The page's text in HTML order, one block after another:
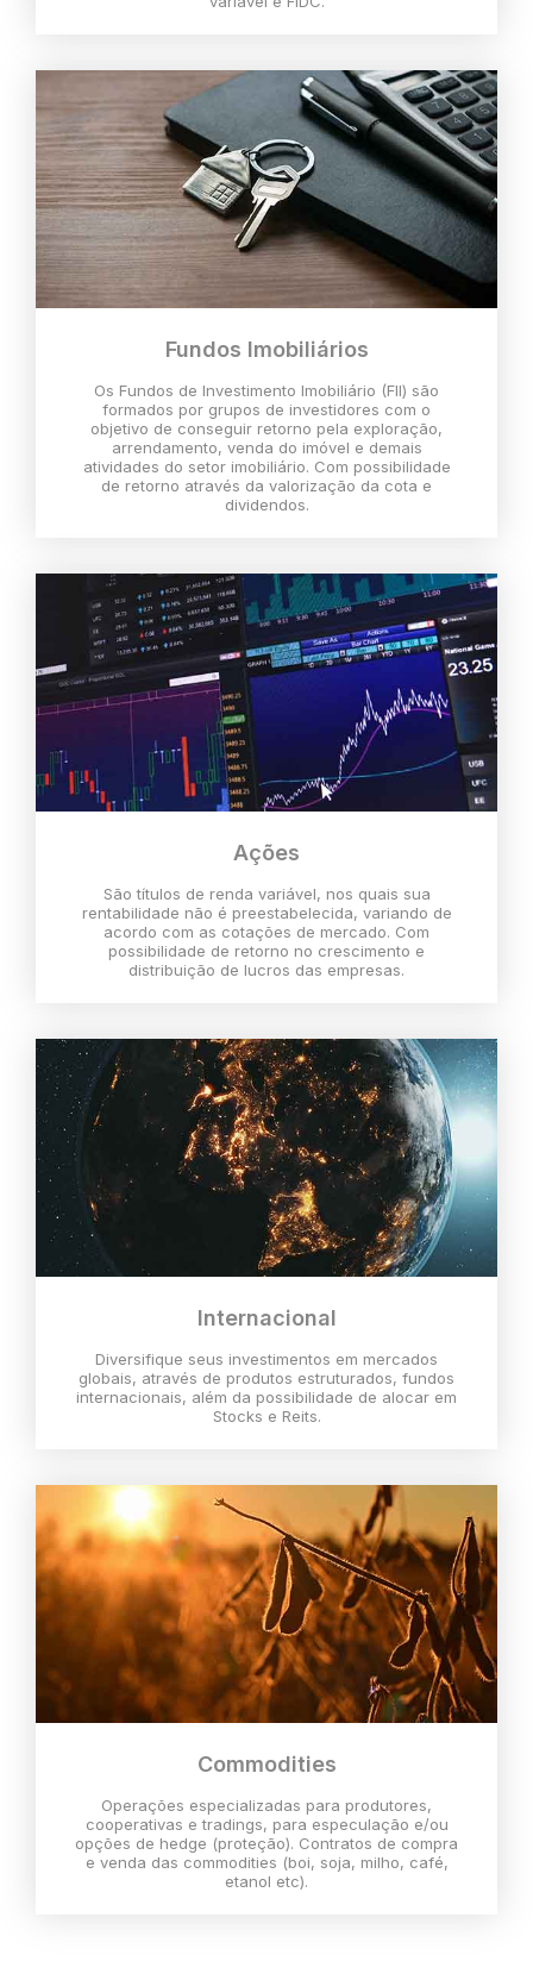
Fundos Imobiliários
Os Fundos de Investimento Imobiliário (FII) são
formados por grupos de investidores com o
objetivo de conseguir retorno pela exploração,
arrendamento, venda do imóvel e demais
atividades do setor imobiliário. Com possibilidade
de retorno através da valorização da cota e
dividendos.
Ações
São títulos de renda variável, nos quais sua
rentabilidade não é preestabelecida, variando de
acordo com as cotações de mercado. Com
possibilidade de retorno no crescimento e
distribuição de lucros das empresas.
Internacional
Diversifique seus investimentos em mercados
globais, através de produtos estruturados, fundos
internacionais, além da possibilidade de alocar em
Stocks e Reits.
Commodities
Operações especializadas para produtores,
cooperativas e tradings, para especulação e/ou
opções de hedge (proteção). Contratos de compra
e venda das commodities (boi, soja, milho, café,
etanol etc).